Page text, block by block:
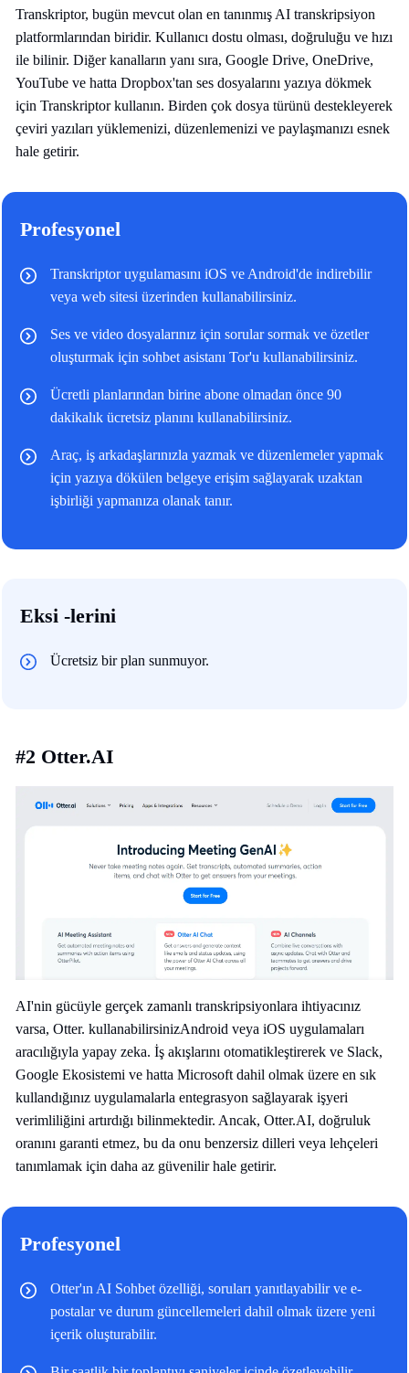
Transkriptor, bugün mevcut olan en tanınmış AI transkripsiyon
platformlarından biridir. Kullanıcı dostu olması, doğruluğu ve hızı
ile bilinir. Diğer kanalların yanı sıra, Google Drive, OneDrive,
YouTube ve hatta Dropbox'tan ses dosyalarını yazıya dökmek
için Transkriptor kullanın. Birden çok dosya türünü destekleyerek
çeviri yazıları yüklemenizi, düzenlemenizi ve paylaşmanızı esnek
hale getirir.
Profesyonel
Transkriptor uygulamasını iOS ve Android'de indirebilir
veya web sitesi üzerinden kullanabilirsiniz.
Ses ve video dosyalarınız için sorular sormak ve özetler
oluşturmak için sohbet asistanı Tor'u kullanabilirsiniz.
Ücretli planlarından birine abone olmadan önce 90
dakikalık ücretsiz planını kullanabilirsiniz.
Araç, iş arkadaşlarınızla yazmak ve düzenlemeler yapmak
için yazıya dökülen belgeye erişim sağlayarak uzaktan
işbirliği yapmanıza olanak tanır.
Eksi -lerini
Ücretsiz bir plan sunmuyor.
#2 Otter.AI
AI'nin gücüyle gerçek zamanlı transkripsiyonlara ihtiyacınız
varsa, Otter. kullanabilirsinizAndroid veya iOS uygulamaları
aracılığıyla yapay zeka. İş akışlarını otomatikleştirerek ve Slack,
Google Ekosistemi ve hatta Microsoft dahil olmak üzere en sık
kullandığınız uygulamalarla entegrasyon sağlayarak işyeri
verimliliğini artırdığı bilinmektedir. Ancak, Otter.AI, doğruluk
oranını garanti etmez, bu da onu benzersiz dilleri veya lehçeleri
tanımlamak için daha az güvenilir hale getirir.
Profesyonel
Otter'ın AI Sohbet özelliği, soruları yanıtlayabilir ve e-
postalar ve durum güncellemeleri dahil olmak üzere yeni
içerik oluşturabilir.